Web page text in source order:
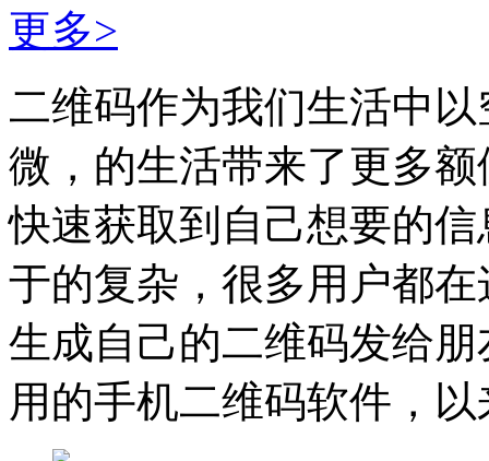
更多>
二维码作为我们生活中
微，的生活带来了更多
快速获取到自己想要的
于的复杂，很多用户都
生成自己的二维码发给
用的手机二维码软件，